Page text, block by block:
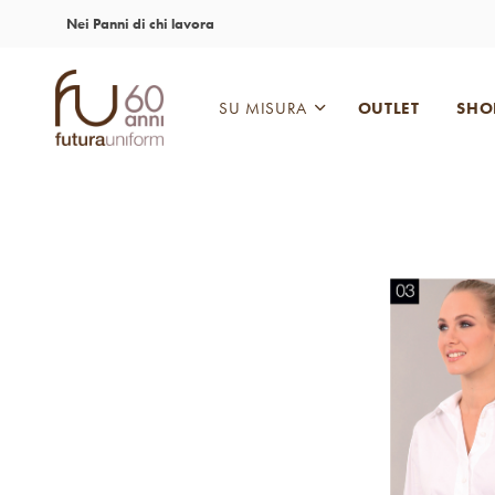
Nei Panni di chi lavora
SU MISURA OUTLET